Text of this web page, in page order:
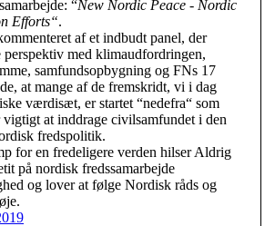
“New Nordic Peace - Nordic
Efforts“.
af et indbudt panel, der
perspektiv med klimaudfordringen,
samfundsopbygning og FNs 17
at mange af de fremskridt, vi i dag
værdisæt, er startet “nedefra“ som
at inddrage civilsamfundet i den
fredspolitik.
for en fredeligere verden hilser Aldrig
på nordisk fredssamarbejde
og lover at følge Nordisk råds og